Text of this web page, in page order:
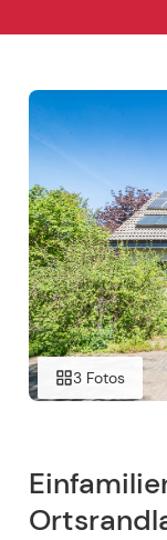
3 Fotos
Einfamilienhaus mit Garage in